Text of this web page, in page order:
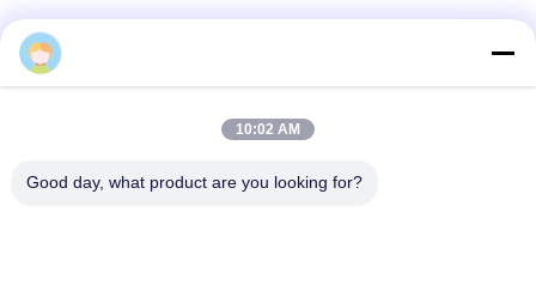
Scatola di imballaggio
10:02 AM
Good day, what product are you looking for?